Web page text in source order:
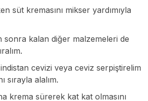
süt kremasını mikser yardımıyla
sonra kalan diğer malzemeleri de
cevizi veya ceviz serpiştirelim
sırayla alalım.
krema sürerek kat kat olmasını